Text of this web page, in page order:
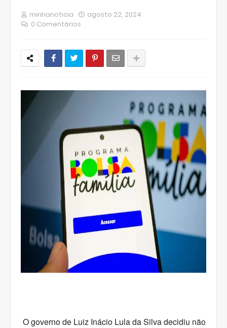
minhanoticia
agosto 22, 2024
0 Comentários
O governo de Luiz Inácio Lula da Silva decidiu não